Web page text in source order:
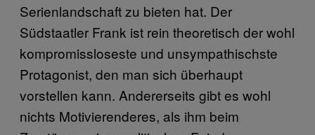
Serienlandschaft zu bieten hat. Der
Südstaatler Frank ist rein theoretisch der wohl
kompromissloseste und unsympathischste
Protagonist, den man sich überhaupt
vorstellen kann. Andererseits gibt es wohl
nichts Motivierenderes, als ihm beim